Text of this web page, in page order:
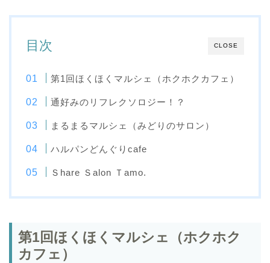
CLOSE
目次
第1回ほくほくマルシェ（ホクホクカフェ）
通好みのリフレクソロジー！？
まるまるマルシェ（みどりのサロン）
ハルパンどんぐりcafe
Ｓhare Ｓalon Ｔamo.
第1回ほくほくマルシェ（ホクホク
カフェ）